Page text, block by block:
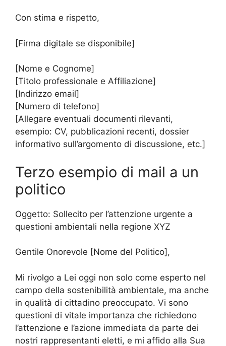
Con stima e rispetto,
[Firma digitale se disponibile]
[Nome e Cognome]
[Titolo professionale e Affiliazione]
[Indirizzo email]
[Numero di telefono]
[Allegare eventuali documenti rilevanti,
esempio: CV, pubblicazioni recenti, dossier
informativo sull’argomento di discussione, etc.]
Terzo esempio di mail a un
politico
Oggetto: Sollecito per l’attenzione urgente a
questioni ambientali nella regione XYZ
Gentile Onorevole [Nome del Politico],
Mi rivolgo a Lei oggi non solo come esperto nel
campo della sostenibilità ambientale, ma anche
in qualità di cittadino preoccupato. Vi sono
questioni di vitale importanza che richiedono
l’attenzione e l’azione immediata da parte dei
nostri rappresentanti eletti, e mi affido alla Sua